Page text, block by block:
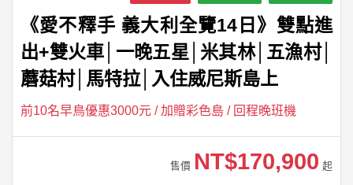
《愛不釋手 義大利全覽14日》雙點進
出+雙火車│一晚五星│米其林│五漁村│
蘑菇村│馬特拉│入住威尼斯島上
前10名早鳥優惠3000元 / 加贈彩色島 / 回程晚班機
售價 NT$170,900 起